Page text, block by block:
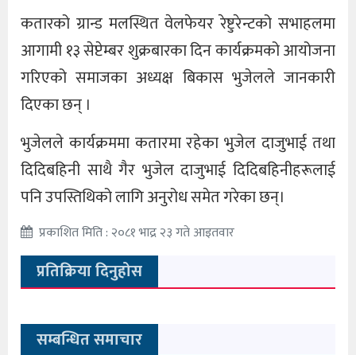
कतारको ग्रान्ड मलस्थित वेलफेयर रेष्टुरेन्टको सभाहलमा
आगामी १३ सेप्टेम्बर शुक्रबारका दिन कार्यक्रमको आयोजना
गरिएको समाजका अध्यक्ष बिकास भुजेलले जानकारी
दिएका छन् ।
भुजेलले कार्यक्रममा कतारमा रहेका भुजेल दाजुभाई तथा
दिदिबहिनी साथै गैर भुजेल दाजुभाई दिदिबहिनीहरूलाई
पनि उपस्तिथिको लागि अनुरोध समेत गरेका छन्।
प्रकाशित मिति : २०८१ भाद्र २३ गते आइतवार
प्रतिक्रिया दिनुहोस
सम्बन्धित समाचार